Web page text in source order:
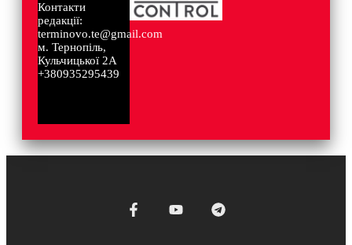
Контакти
редакції:
terminovo.te@gmail.com
м. Тернопіль,
Кульчицької 2А
+380935295439